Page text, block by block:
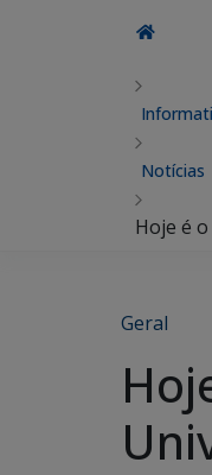
Notícias
Hoje é
Geral